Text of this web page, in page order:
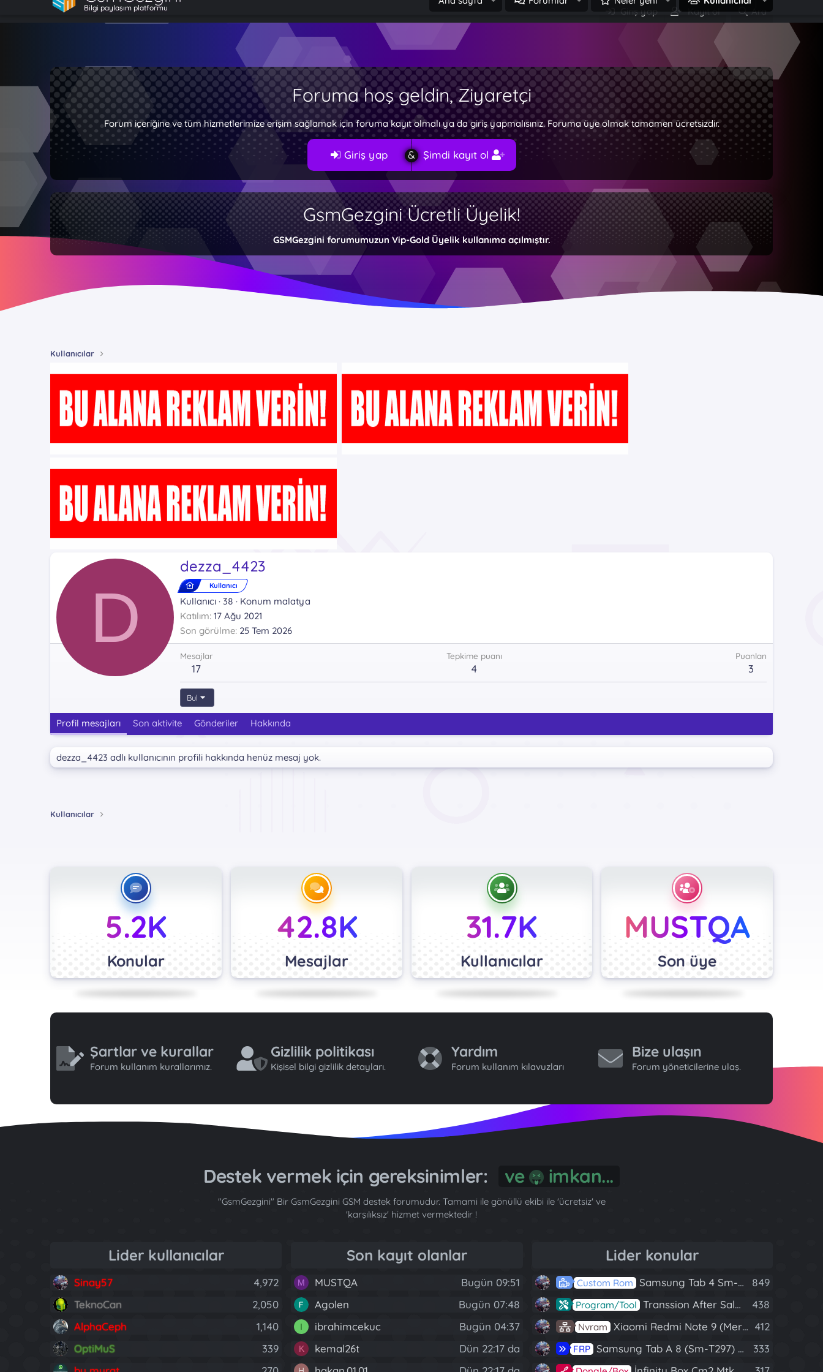
Giriş yap Kayıt ol Ara
Bilgi paylaşım platformu
Foruma hoş geldin, Ziyaretçi
Forum içeriğine ve tüm hizmetlerimize erişim sağlamak için foruma kayıt olmalı ya da giriş yapmalısınız. Foruma üye olmak tamamen ücretsizdir.
Giriş yap Şimdi kayıt ol
GsmGezgini Ücretli Üyelik!
GSMGezgini forumumuzun Vip-Gold Üyelik kullanıma açılmıştır.
Kullanıcılar
D
dezza_4423
Kullanıcı
Kullanıcı · 38 · Konum malatya
Katılım 17 Ağu 2021
Son görülme 25 Tem 2026
Mesajlar
17
Tepkime puanı
4
Puanları
3
Bul
Profil mesajları Son aktivite Gönderiler Hakkında
dezza_4423 adlı kullanıcının profili hakkında henüz mesaj yok.
Kullanıcılar
5.2K
Konular
42.8K
Mesajlar
31.7K
Kullanıcılar
MUSTQA
Son üye
Şartlar ve kurallar
Forum kullanım kurallarımız.
Gizlilik politikası
Kişisel bilgi gizlilik detayları.
Yardım
Forum kullanım kılavuzları
Bize ulaşın
Forum yöneticilerine ulaş.
Destek vermek için gereksinimler: ve imkan...
"GsmGezgini" Bir GsmGezgini GSM destek forumudur. Tamami ile gönüllü ekibi ile 'ücretsiz' ve
'karşılıksız' hizmet vermektedir !
Lider kullanıcılar
Sinay57
4,972
TeknoCan
2,050
AlphaCeph
1,140
OptiMuS
339
Son kayıt olanlar
M MUSTQA
Bugün 09:51
Agolen
Bugün 07:48
I ibrahimcekuc Bugün 04:37
K kemal26t Dün 22:17 da
Lider konular
Custom Rom Samsung Tab 4 Sm-T230 Android 7.1 Stabil Eba Destekli Yazılım 849
Program/Tool Transsion After Sales Tool V1.5.1 Full (Tüm Mtk Işlemcili Cihazları Meta Moda Alma) 438
Nvram Xiaomi Redmi Note 9 (Merlin) Nvram Yedeği Fix Nv By Dft Pro 412
FRP Samsung Tab A 8 (Sm-T297) U4 Frp Reset 333